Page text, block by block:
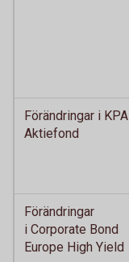
Förändringar i KPA
Aktiefond
Förändringar
i Corporate Bond
Europe High Yield